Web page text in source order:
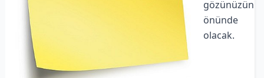
gözünüzün
önünde
olacak.